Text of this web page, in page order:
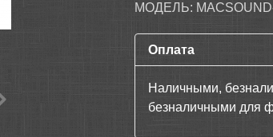
МОДЕЛЬ:
Оплата
Наличными,
безналичными для